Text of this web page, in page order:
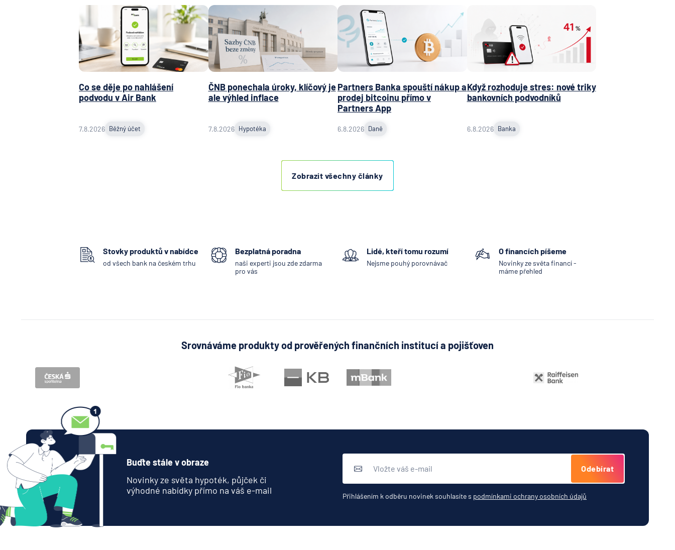
Co se děje po nahlášení
podvodu v Air Bank
7.8.2026 Běžný účet
ČNB ponechala úroky, klíčový je
ale výhled inflace
7.8.2026 Hypotéka
Partners Banka spouští nákup a
prodej bitcoinu přímo v
Partners App
6.8.2026 Daně
Když rozhoduje stres: nové triky
bankovních podvodníků
6.8.2026 Banka
Zobrazit všechny články
Stovky produktů v nabídce
od všech bank na českém trhu
Bezplatná poradna
naši experti jsou zde zdarma
pro vás
Lidé, kteří tomu rozumí
Nejsme pouhý porovnávač
O financích píšeme
Novinky ze světa financí -
máme přehled
Srovnáváme produkty od prověřených finančních institucí a pojišťoven
Buďte stále v obraze
Novinky ze světa hypoték, půjček či
výhodné nabídky přímo na váš e-mail
Odebírat
Přihlášením k odběru novinek souhlasíte s podmínkami ochrany osobních údajů